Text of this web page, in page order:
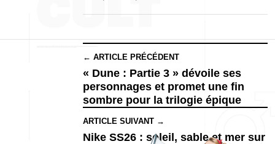
← ARTICLE PRÉCÉDENT
« Dune : Partie 3 » dévoile ses
personnages et promet une fin
sombre pour la trilogie épique
ARTICLE SUIVANT →
Nike SS26 : soleil, sable et mer sur